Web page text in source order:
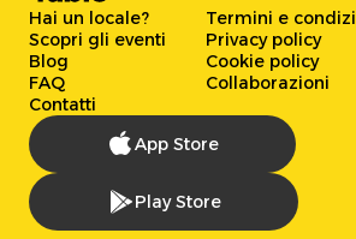
Hai un locale?
Scopri gli eventi
Blog
FAQ
Contatti
Termini e
Privacy policy
Cookie policy
Collaborazioni
App Store
Play Store